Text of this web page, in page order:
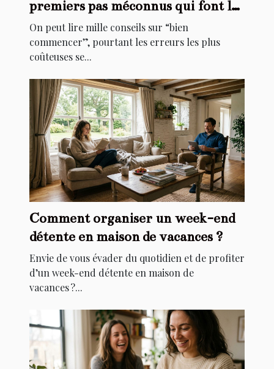
premiers pas méconnus qui font la
différence
On peut lire mille conseils sur “bien
commencer”, pourtant les erreurs les plus
coûteuses se...
Comment organiser un week-end
détente en maison de vacances ?
Envie de vous évader du quotidien et de profiter
d’un week-end détente en maison de
vacances ?...